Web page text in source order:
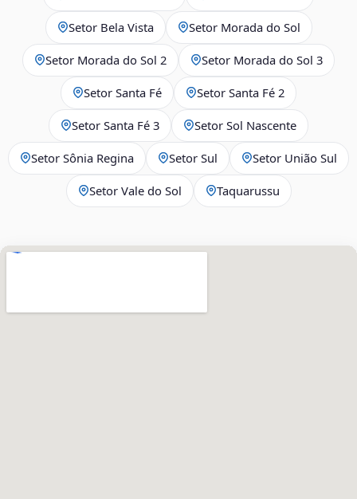
Setor Bela Vista Setor Morada do Sol
Setor Morada do Sol 2 Setor Morada do Sol 3
Setor Santa Fé Setor Santa Fé 2
Setor Santa Fé 3 Setor Sol Nascente
Setor Sônia Regina Setor Sul Setor União Sul
Setor Vale do Sol Taquarussu